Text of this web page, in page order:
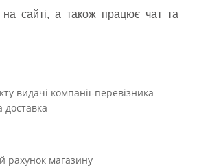
сайті, а також працює чат та
видачі компанії-перевізника
рахунок магазину